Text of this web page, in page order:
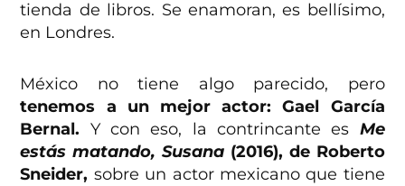
tienda de libros. Se enamoran, es bellísimo,
en Londres.
México no tiene algo parecido, pero
tenemos a un mejor actor: Gael García
Bernal. Y con eso, la contrincante es Me
estás matando, Susana (2016), de Roberto
Sneider, sobre un actor mexicano que tiene